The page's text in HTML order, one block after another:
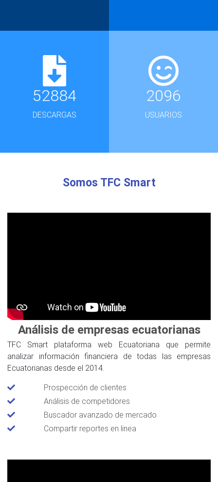
52884
DESCARGAS
2096
USUARIOS
Somos TFC Smart
Análisis de empresas ecuatorianas
TFC Smart plataforma web Ecuatoriana que permite
analizar información financiera de todas las empresas
Ecuatorianas desde el 2014.
Prospección de clientes
Análisis de competidores
Buscador avanzado de mercado
Compartir reportes en linea